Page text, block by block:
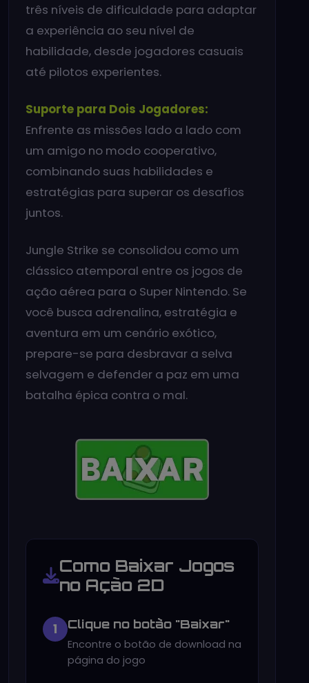
três níveis de dificuldade para adaptar
a experiência ao seu nível de
habilidade, desde jogadores casuais
até pilotos experientes.
Suporte para Dois Jogadores:
Enfrente as missões lado a lado com
um amigo no modo cooperativo,
combinando suas habilidades e
estratégias para superar os desafios
juntos.
Jungle Strike se consolidou como um
clássico atemporal entre os jogos de
ação aérea para o Super Nintendo. Se
você busca adrenalina, estratégia e
aventura em um cenário exótico,
prepare-se para desbravar a selva
selvagem e defender a paz em uma
batalha épica contra o mal.
Como Baixar Jogos
no Ação 2D
1 Clique no botão "Baixar"
Encontre o botão de download na
página do jogo